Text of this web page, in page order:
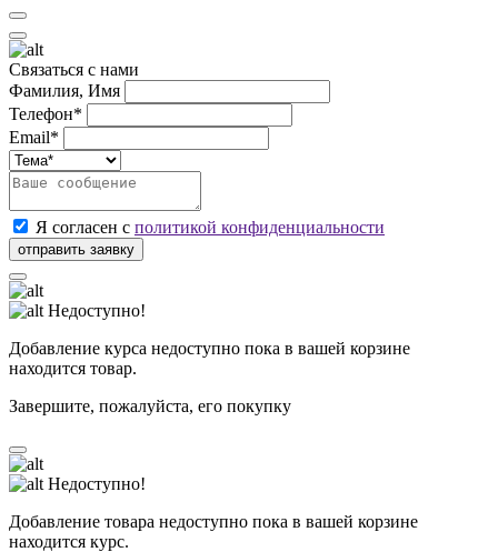
Связаться с нами
Фамилия, Имя
Телефон*
Email*
Я согласен с политикой конфиденциальности
Недоступно!
Добавление курса недоступно пока в вашей корзине
находится товар.
Завершите, пожалуйста, его покупку
Недоступно!
Добавление товара недоступно пока в вашей корзине
находится курс.